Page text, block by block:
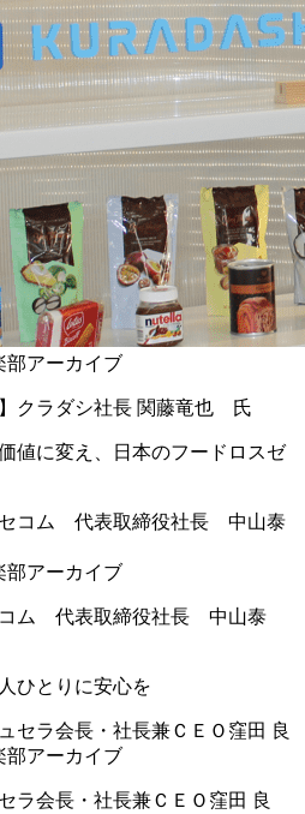
部アーカイブ
】クラダシ社長 関藤竜也 氏
値に変え、日本のフードロスゼ
部アーカイブ
コム 代表取締役社長 中山泰
ひとりに安心を
部アーカイブ
ラ会長・社長兼ＣＥＯ窪田 良